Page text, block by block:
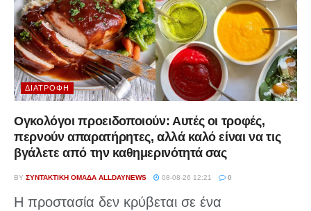
ΔΙΑΤΡΟΦΉ
Ογκολόγοι προειδοποιούν: Αυτές οι τροφές,
περνούν απαρατήρητες, αλλά καλό είναι να τις
βγάλετε από την καθημερινότητά σας
BY ΣΥΝΤΑΚΤΙΚΉ ΟΜΆΔΑ ALLDAYNEWS 08-08-26 12:21 0
Η προστασία δεν κρύβεται σε ένα